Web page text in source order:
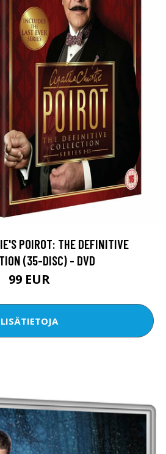
POIROT: THE DEFINITIVE
(35-DISC) - DVD
99 EUR
LISÄTIETOJA